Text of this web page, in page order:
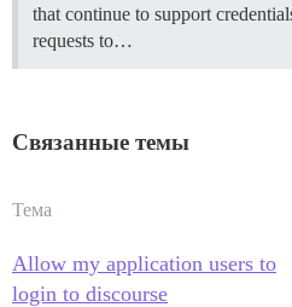
that continue to support
requests to…
Связанные темы
Тема
Allow my application users to
login to discourse